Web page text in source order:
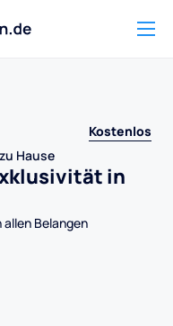
Kostenlos
Hause
in